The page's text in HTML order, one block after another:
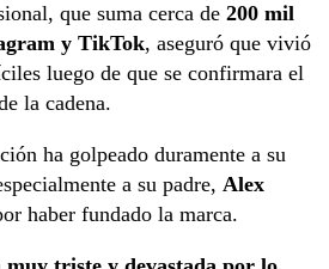
que suma cerca de 200 mil
y TikTok, aseguró que vivió
luego de que se confirmara el
la cadena.
ha golpeado duramente a su
a su padre, Alex
haber fundado la marca.